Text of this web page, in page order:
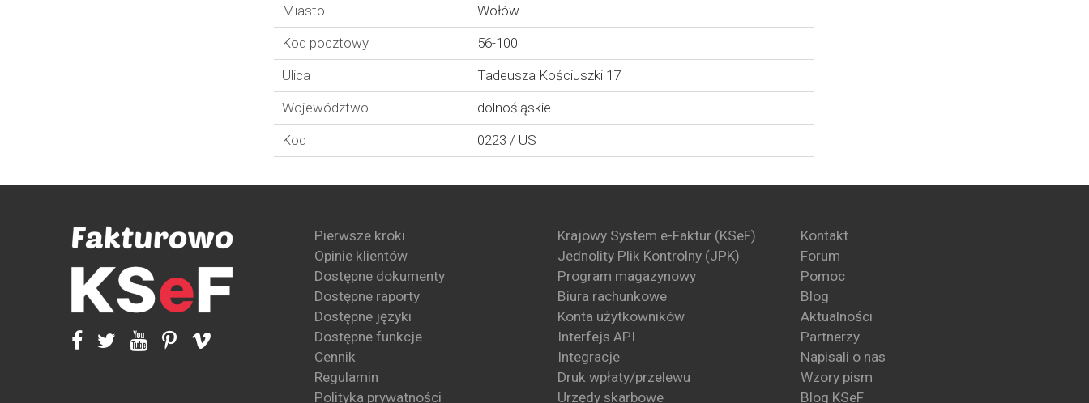
Miasto
Wołów
Kod pocztowy
56-100
Ulica
Tadeusza Kościuszki 17
Województwo
dolnośląskie
Kod
0223 / US
Pierwsze kroki
Opinie klientów
Dostępne dokumenty
Dostępne raporty
Dostępne języki
Dostępne funkcje
Cennik
Regulamin
Polityka prywatności
Krajowy System e-Faktur (KSeF)
Jednolity Plik Kontrolny (JPK)
Program magazynowy
Biura rachunkowe
Konta użytkowników
Interfejs API
Integracje
Druk wpłaty/przelewu
Urzędy skarbowe
Kontakt
Forum
Pomoc
Blog
Aktualności
Partnerzy
Napisali o nas
Wzory pism
Blog KSeF